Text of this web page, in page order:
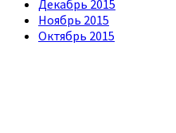
Декабрь 2015
Ноябрь 2015
Октябрь 2015